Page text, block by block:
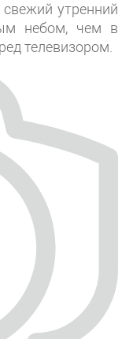
утренний
небом, чем в
телевизором.